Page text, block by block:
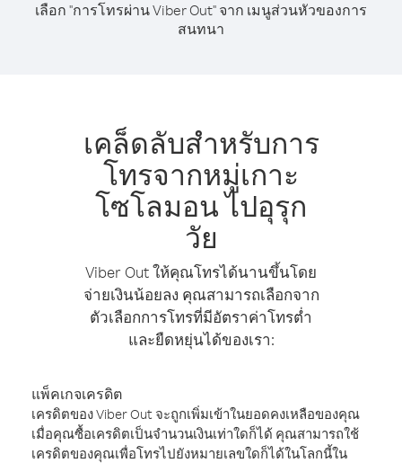
เลือก "การโทรผ่าน Viber Out" จาก เมนูส่วนหัวของการ
สนทนา
เคล็ดลับสำหรับการ
โทรจากหมู่เกาะ
โซโลมอน ไปอุรุก
วัย
Viber Out ให้คุณโทรได้นานขึ้นโดย
จ่ายเงินน้อยลง คุณสามารถเลือกจาก
ตัวเลือกการโทรที่มีอัตราค่าโทรต่ำ
และยืดหยุ่นได้ของเรา:
แพ็คเกจเครดิต
เครดิตของ Viber Out จะถูกเพิ่มเข้าในยอดคงเหลือของคุณ
เมื่อคุณซื้อเครดิตเป็นจำนวนเงินเท่าใดก็ได้ คุณสามารถใช้
เครดิตของคุณเพื่อโทรไปยังหมายเลขใดก็ได้ในโลกนี้ใน